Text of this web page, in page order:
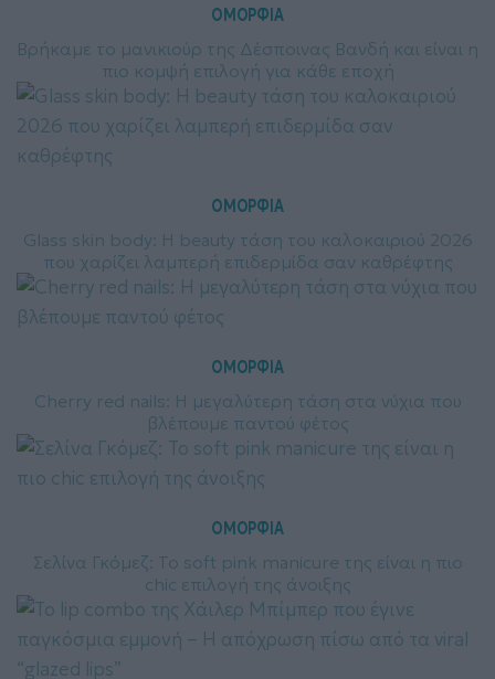
ΟΜΟΡΦΙΑ
Βρήκαμε το μανικιούρ της Δέσποινας Βανδή και είναι η
πιο κομψή επιλογή για κάθε εποχή
ΟΜΟΡΦΙΑ
Glass skin body: Η beauty τάση του καλοκαιριού 2026
που χαρίζει λαμπερή επιδερμίδα σαν καθρέφτης
ΟΜΟΡΦΙΑ
Cherry red nails: Η μεγαλύτερη τάση στα νύχια που
βλέπουμε παντού φέτος
ΟΜΟΡΦΙΑ
Σελίνα Γκόμεζ: Το soft pink manicure της είναι η πιο
chic επιλογή της άνοιξης